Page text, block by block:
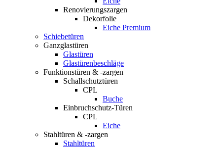
Renovierungszargen
Dekorfolie
Eiche Premium
Schiebetüren
Ganzglastüren
Glastüren
Glastürenbeschläge
Funktionstüren & -zargen
Schallschutztüren
CPL
Buche
Einbruchschutz-Türen
CPL
Eiche
Stahltüren & -zargen
Stahltüren